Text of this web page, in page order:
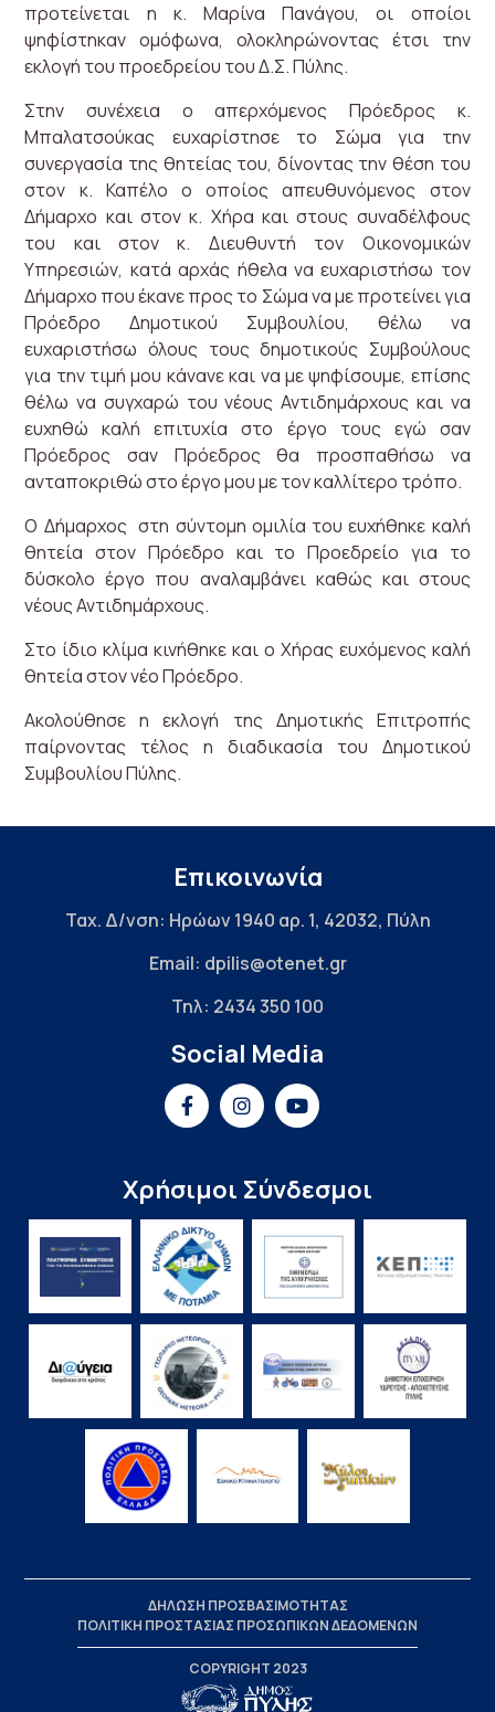
προτείνεται η κ. Μαρίνα Πανάγου, οι οποίοι
ψηφίστηκαν ομόφωνα, ολοκληρώνοντας έτσι την
εκλογή του προεδρείου του Δ.Σ. Πύλης.
Στην συνέχεια ο απερχόμενος Πρόεδρος κ.
Μπαλατσούκας ευχαρίστησε το Σώμα για την
συνεργασία της θητείας του, δίνοντας την θέση του
στον κ. Καπέλο ο οποίος απευθυνόμενος στον
Δήμαρχο και στον κ. Χήρα και στους συναδέλφους
του και στον κ. Διευθυντή τον Οικονομικών
Υπηρεσιών, κατά αρχάς ήθελα να ευχαριστήσω τον
Δήμαρχο που έκανε προς το Σώμα να με προτείνει για
Πρόεδρο Δημοτικού Συμβουλίου, θέλω να
ευχαριστήσω όλους τους δημοτικούς Συμβούλους
για την τιμή μου κάνανε και να με ψηφίσουμε, επίσης
θέλω να συγχαρώ του νέους Αντιδημάρχους και να
ευχηθώ καλή επιτυχία στο έργο τους εγώ σαν
Πρόεδρος σαν Πρόεδρος θα προσπαθήσω να
ανταποκριθώ στο έργο μου με τον καλλίτερο τρόπο.
Ο Δήμαρχος στη σύντομη ομιλία του ευχήθηκε καλή
θητεία στον Πρόεδρο και το Προεδρείο για το
δύσκολο έργο που αναλαμβάνει καθώς και στους
νέους Αντιδημάρχους.
Στο ίδιο κλίμα κινήθηκε και ο Χήρας ευχόμενος καλή
θητεία στον νέο Πρόεδρο.
Ακολούθησε η εκλογή της Δημοτικής Επιτροπής
παίρνοντας τέλος η διαδικασία του Δημοτικού
Συμβουλίου Πύλης.
Επικοινωνία
Ταχ. Δ/νση: Ηρώων 1940 αρ. 1, 42032, Πύλη
Email: dpilis@otenet.gr
Τηλ: 2434 350 100
Social Media
Χρήσιμοι Σύνδεσμοι
COPYRIGHT 2023
ΔΗΛΩΣΗ ΠΡΟΣΒΑΣΙΜΟΤΗΤΑΣ
ΠΟΛΙΤΙΚΗ ΠΡΟΣΤΑΣΙΑΣ ΠΡΟΣΩΠΙΚΩΝ ΔΕΔΟΜΕΝΩΝ